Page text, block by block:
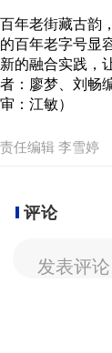
百年老街藏古韵
的百年老字号显
新的融合实践，
者：廖梦、刘畅
审：江敏）
责任编辑 李雪婷
评论
发表评论